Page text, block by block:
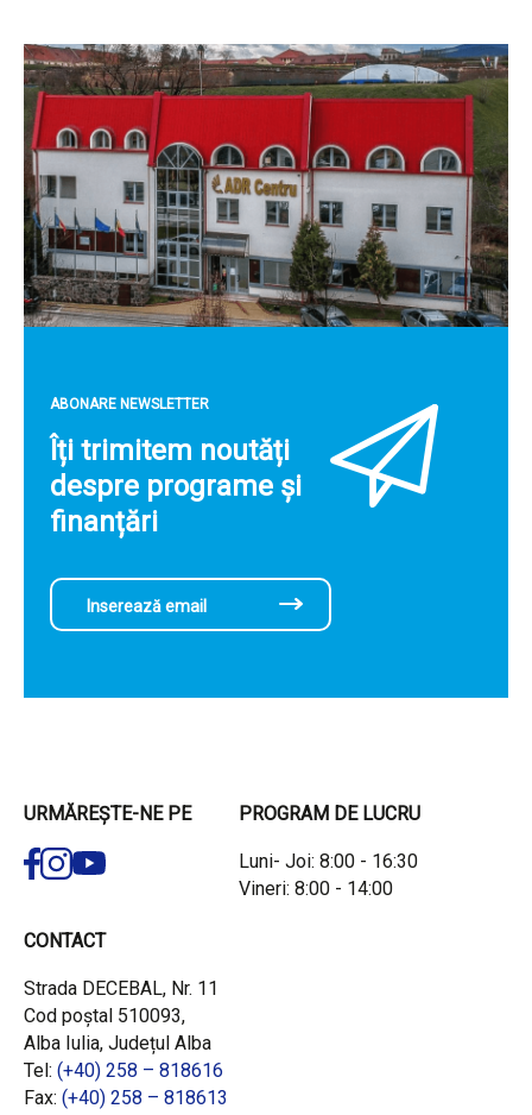
ABONARE NEWSLETTER
Îți trimitem noutăți
despre programe și
finanțări
URMĂREȘTE-NE PE PROGRAM DE LUCRU
Luni- Joi: 8:00 - 16:30
Vineri: 8:00 - 14:00
CONTACT
Strada DECEBAL, Nr. 11
Cod poștal 510093,
Alba Iulia, Județul Alba
Tel: (+40) 258 – 818616
Fax: (+40) 258 – 818613